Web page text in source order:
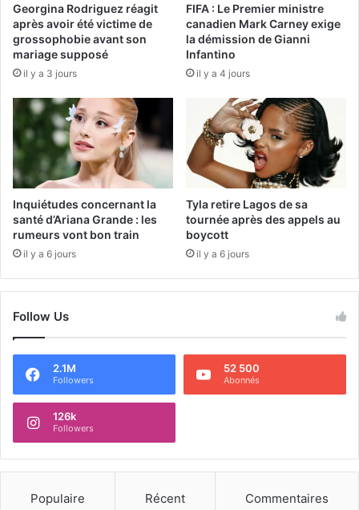
Georgina Rodriguez réagit
après avoir été victime de
grossophobie avant son
mariage supposé
il y a 3 jours
FIFA : Le Premier ministre
canadien Mark Carney exige
la démission de Gianni
Infantino
il y a 4 jours
Inquiétudes concernant la
santé d’Ariana Grande : les
rumeurs vont bon train
il y a 6 jours
Tyla retire Lagos de sa
tournée après des appels au
boycott
il y a 6 jours
Follow Us
2.1M
Followers
52 500
Abonnés
126k
Followers
Populaire Récent Commentaires